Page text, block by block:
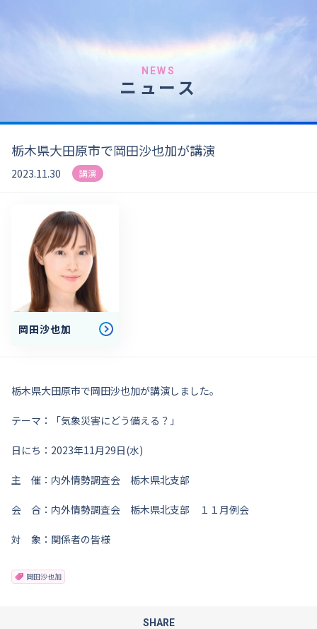
NEWS
ニュース
栃木県大田原市で岡田沙也加が講演
2023.11.30 講演
岡田沙也加
栃木県大田原市で岡田沙也加が講演しました。
テーマ：「気象災害にどう備える？」
日にち：2023年11月29日(水)
主 催：内外情勢調査会 栃木県北支部
会 合：内外情勢調査会 栃木県北支部 １１月例会
対 象：関係者の皆様
岡田沙也加
SHARE